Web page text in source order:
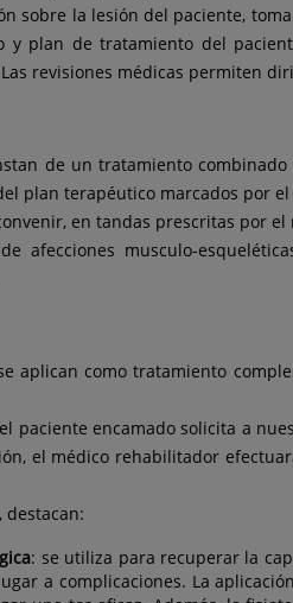
sobre la lesión del paciente,
y plan de tratamiento del
revisiones médicas permiten
de un tratamiento
plan terapéutico marcados por el
en tandas prescritas por
afecciones musculo-
aplican como tratamiento
paciente encamado solicita a
el médico rehabilitador
: se utiliza para recuperar la
a complicaciones. La